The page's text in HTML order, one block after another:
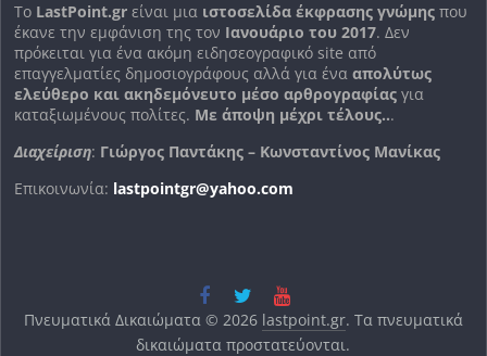
To LastPoint.gr είναι μια ιστοσελίδα έκφρασης γνώμης που
έκανε την εμφάνιση της τον Ιανουάριο του 2017. Δεν
πρόκειται για ένα ακόμη ειδησεογραφικό site από
επαγγελματίες δημοσιογράφους αλλά για ένααπολύτως
ελεύθερο και ακηδεμόνευτο μέσο αρθρογραφίας για
καταξιωμένους πολίτες. Με άποψη μέχρι τέλους...
Διαχείριση: Γιώργος Παντάκης – Κωνσταντίνος Μανίκας
Επικοινωνία: lastpointgr@yahoo.com
Πνευματικά Δικαιώματα © 2026 lastpoint.gr. Τα πνευματικά
δικαιώματα προστατεύονται.